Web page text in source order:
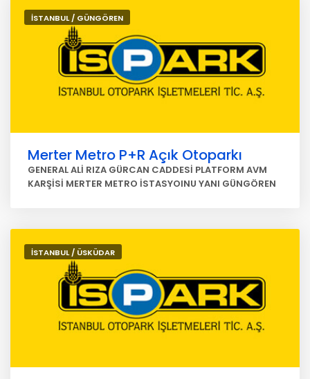
İSTANBUL / GÜNGÖREN
Merter Metro P+R Açık Otoparkı
GENERAL ALİ RIZA GÜRCAN CADDESİ PLATFORM AVM
KARŞİSİ MERTER METRO İSTASYOINU YANI GÜNGÖREN
İSTANBUL / ÜSKÜDAR